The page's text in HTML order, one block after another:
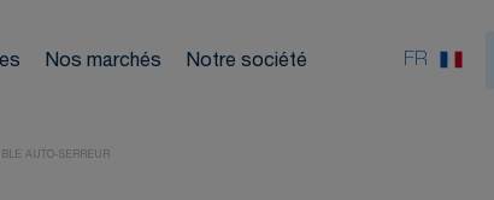
Nos marchés Notre société FR
AUTO-SERREUR